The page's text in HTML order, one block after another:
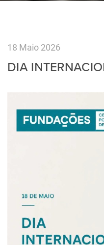
18 Maio 2026
DIA